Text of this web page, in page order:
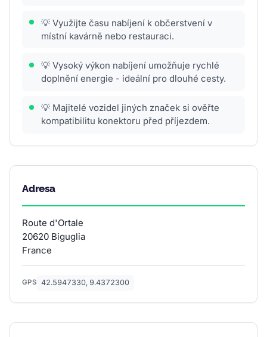
💡 Využijte času nabíjení k občerstvení v
místní kavárně nebo restauraci.
💡 Vysoký výkon nabíjení umožňuje rychlé
doplnění energie - ideální pro dlouhé cesty.
💡 Majitelé vozidel jiných značek si ověřte
kompatibilitu konektoru před příjezdem.
Adresa
Route d'Ortale
20620 Biguglia
France
GPS 42.5947330, 9.4372300